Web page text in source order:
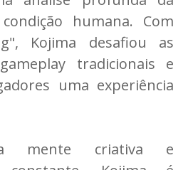
humana. Com
Kojima desafiou as
tradicionais e
uma experiência
mente criativa e